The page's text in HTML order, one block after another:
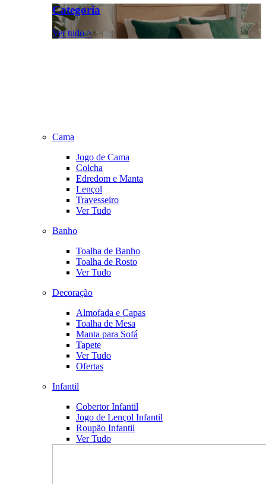
Categoria
Ver tudo >
Cama
Jogo de Cama
Colcha
Edredom e Manta
Lençol
Travesseiro
Ver Tudo
Banho
Toalha de Banho
Toalha de Rosto
Ver Tudo
Decoração
Almofada e Capas
Toalha de Mesa
Manta para Sofá
Tapete
Ver Tudo
Ofertas
Infantil
Cobertor Infantil
Jogo de Lençol Infantil
Roupão Infantil
Ver Tudo